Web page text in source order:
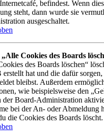
befindest. Wenn
steht, dann wurde sie
ausgeschaltet.
Cookies des Boards
des Boards löschen“
erstellt hat und die dafür
bleibst. Außerdem
wie beispielsweise den
der Board-Administration
bei der An- oder Abmeldung
die Cookies des Boards löscht.